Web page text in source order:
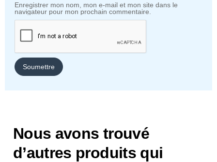
Enregistrer mon nom, mon e-mail et mon site dans le
navigateur pour mon prochain commentaire.
Nous avons trouvé
d’autres produits qui